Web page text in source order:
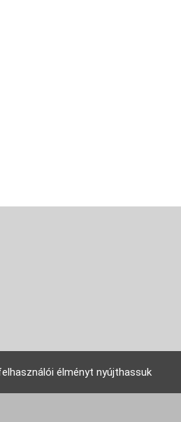
élményt nyújthassuk